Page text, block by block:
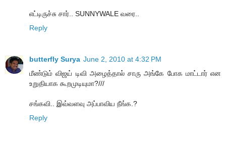
எட்டிருச்சு சார்.. SUNNYWALE வரை..
Reply
butterfly Surya June 2, 2010 at 4:32 PM
மீண்டும் விஜய் டிவி அழைத்தால் சாரு அங்கே போக மாட்டார் என
உறுதியாக கூறமுடியுமா?///
சங்கவி.. இவ்வளவு அப்பாவிய நீங்க.?
Reply